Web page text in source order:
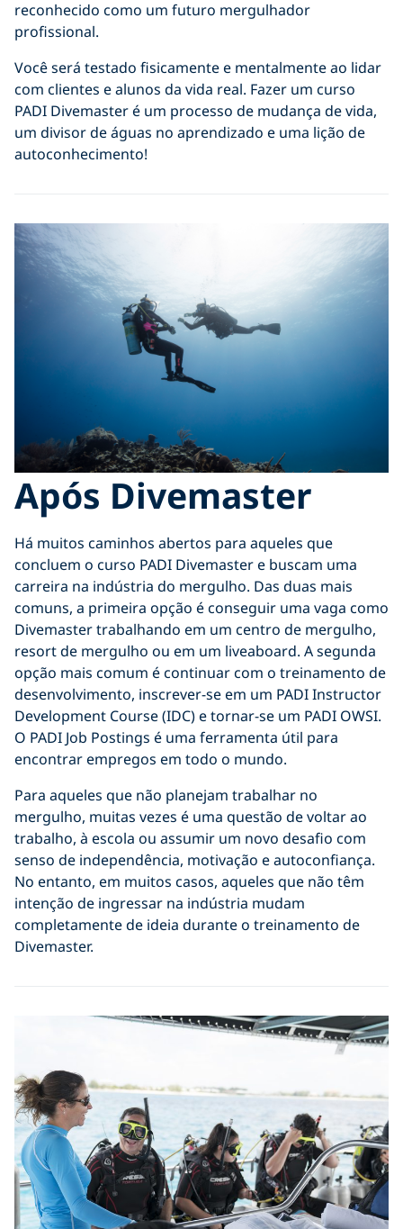
reconhecido como um futuro mergulhador
profissional.
Você será testado fisicamente e mentalmente ao lidar
com clientes e alunos da vida real. Fazer um curso
PADI Divemaster é um processo de mudança de vida,
um divisor de águas no aprendizado e uma lição de
autoconhecimento!
Após Divemaster
Há muitos caminhos abertos para aqueles que
concluem o curso PADI Divemaster e buscam uma
carreira na indústria do mergulho. Das duas mais
comuns, a primeira opção é conseguir uma vaga como
Divemaster trabalhando em um centro de mergulho,
resort de mergulho ou em um liveaboard. A segunda
opção mais comum é continuar com o treinamento de
desenvolvimento, inscrever-se em um PADI Instructor
Development Course (IDC) e tornar-se um PADI OWSI.
O PADI Job Postings é uma ferramenta útil para
encontrar empregos em todo o mundo.
Para aqueles que não planejam trabalhar no
mergulho, muitas vezes é uma questão de voltar ao
trabalho, à escola ou assumir um novo desafio com
senso de independência, motivação e autoconfiança.
No entanto, em muitos casos, aqueles que não têm
intenção de ingressar na indústria mudam
completamente de ideia durante o treinamento de
Divemaster.